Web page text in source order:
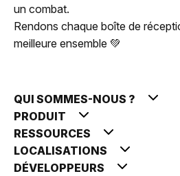
un combat.
Rendons chaque boîte de
meilleure ensemble 💚
QUI SOMMES-NOUS ?
PRODUIT
RESSOURCES
LOCALISATIONS
DÉVELOPPEURS